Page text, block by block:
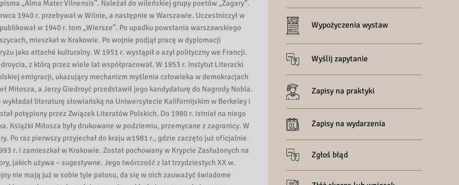
„Alma Mater Vilnensis”. Należał do wileńskiej grupy poetów „Żagary”.
1940 r. przebywał w Wilnie, a następnie w Warszawie. Uczestniczył w
w 1940 r. tom „Wiersze”. Po upadku powstania warszawskiego
mieszkał w Krakowie. Po wojnie podjął pracę w dyplomacji
jako attaché kulturalny. W 1951 r. wystąpił o azyl polityczny we Francji.
z którą przez wiele lat współpracował. W 1953 r. Instytut Literacki
emigracji, ukazujący mechanizm myślenia człowieka w demokracjach
Miłosza, a Jerzy Giedroyć przedstawił jego kandydaturę do Nagrody Nobla.
literaturę słowiańską na Uniwersytecie Kalifornijskim w Berkeley i
potępiony przez Związek Literatów Polskich. Do 1980 r. istniał na niego
Książki Miłosza były drukowane w podziemiu, przemycane z zagranicy. W
Po raz pierwszy przyjechał do kraju w1981 r., gdzie zaczęto już oficjalnie
r. i zamieszkał w Krakowie. Został pochowany w Krypcie Zasłużonych na
jakich używa – sugestywne. Jego twórczość z lat trzydziestych XX w.
nie mają już w sobie tyle patosu, da się w nich zauważyć świadome
Wypożyczenia wystaw
Wyślij zapytanie
Zapisy na praktyki
Zapisy na wydarzenia
Zgłoś błąd